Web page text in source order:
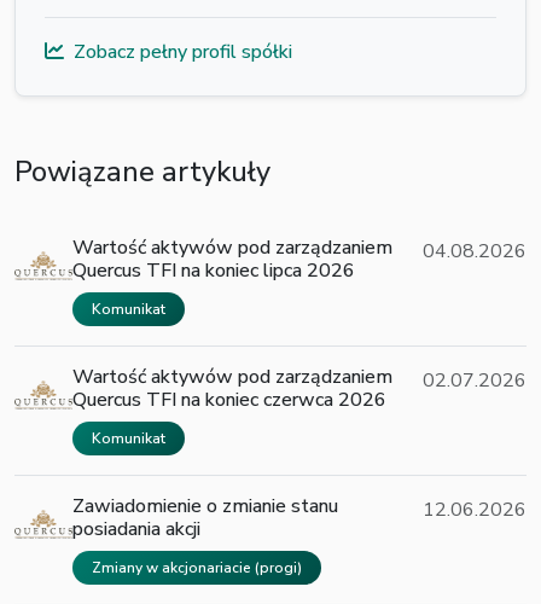
Zobacz pełny profil spółki
Powiązane artykuły
Wartość aktywów pod zarządzaniem
Quercus TFI na koniec lipca 2026
Komunikat
04.08.2026
Wartość aktywów pod zarządzaniem
Quercus TFI na koniec czerwca 2026
Komunikat
02.07.2026
Zawiadomienie o zmianie stanu
posiadania akcji
Zmiany w akcjonariacie (progi)
12.06.2026